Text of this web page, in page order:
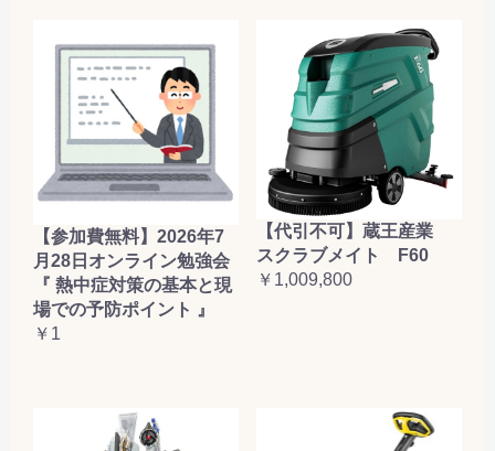
【参加費無料】2026年7
月28日オンライン勉強会
『 熱中症対策の基本と現
場での予防ポイント 』
￥1
【代引不可】蔵王産業
スクラブメイト F60
￥1,009,800